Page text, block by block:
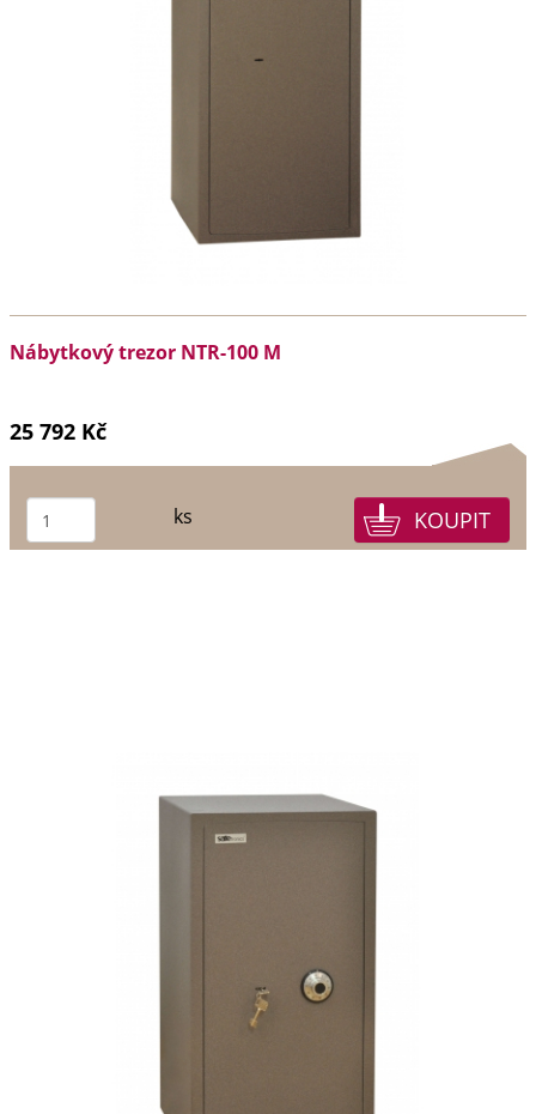
Nábytkový trezor NTR-100 M
25 792 Kč
ks